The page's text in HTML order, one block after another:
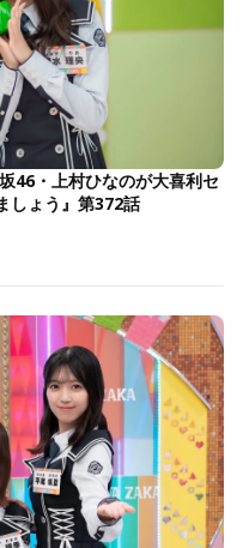
46・上村ひなのが大喜利セ
しょう』第372話